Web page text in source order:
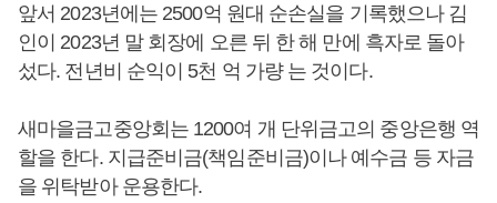
앞서 2023년에는 2500억 원대 순손실을 기록했으나 김
인이 2023년 말 회장에 오른 뒤 한 해 만에 흑자로 돌아
섰다. 전년비 순익이 5천 억 가량 는 것이다.
새마을금고중앙회는 1200여 개 단위금고의 중앙은행 역
할을 한다. 지급준비금(책임준비금)이나 예수금 등 자금
을 위탁받아 운용한다.